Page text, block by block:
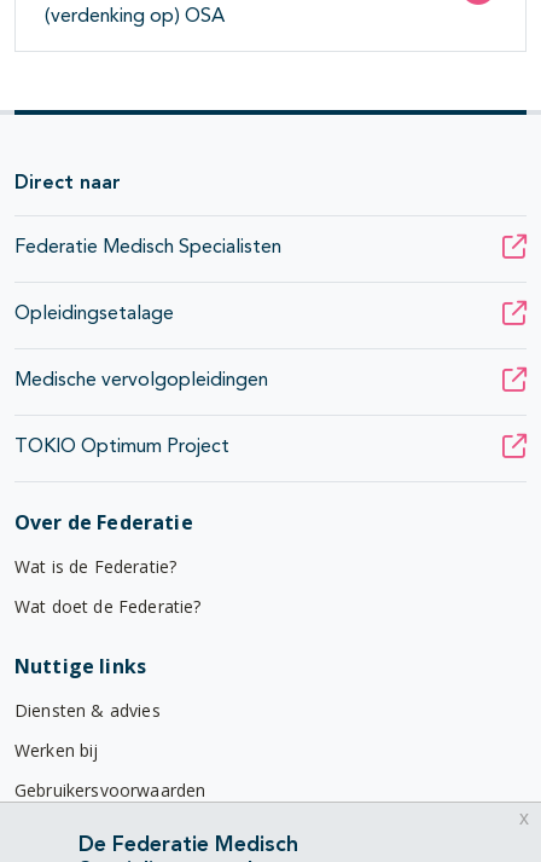
(verdenking op) OSA
Direct naar
Federatie Medisch Specialisten
Opleidingsetalage
Medische vervolgopleidingen
TOKIO Optimum Project
Over de Federatie
Wat is de Federatie?
Wat doet de Federatie?
Nuttige links
Diensten & advies
Werken bij
Gebruikersvoorwaarden
Privacyverklaring
De Federatie Medisch
x